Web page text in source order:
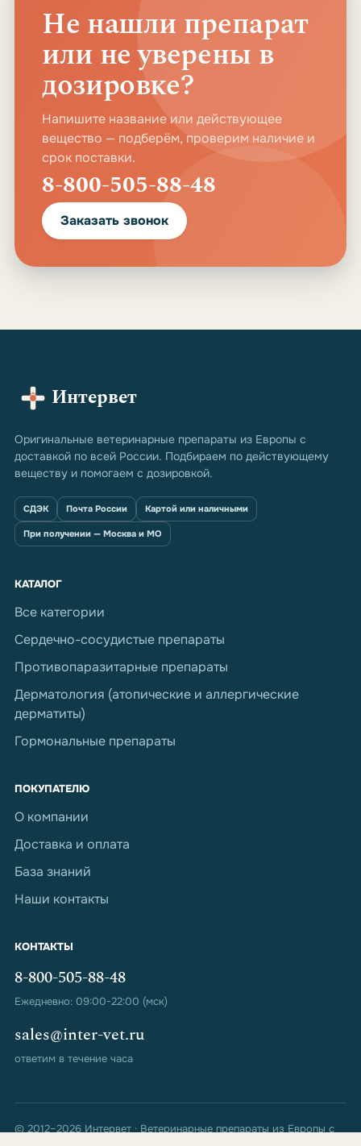
Не нашли препарат
или не уверены в
дозировке?
Напишите название или действующее
вещество — подберём, проверим наличие и
срок поставки.
8-800-505-88-48
Заказать звонок
Интервет
Оригинальные ветеринарные препараты из Европы с
доставкой по всей России. Подбираем по действующему
веществу и помогаем с дозировкой.
СДЭК Почта России Картой или наличными
При получении — Москва и МО
КАТАЛОГ
Все категории
Сердечно-сосудистые препараты
Противопаразитарные препараты
Дерматология (атопические и аллергические
дерматиты)
Гормональные препараты
ПОКУПАТЕЛЮ
О компании
Доставка и оплата
База знаний
Наши контакты
КОНТАКТЫ
8-800-505-88-48
Ежедневно: 09:00-22:00 (мск)
sales@inter-vet.ru
ответим в течение часа
© 2012–2026 Интервет · Ветеринарные препараты из Европы с